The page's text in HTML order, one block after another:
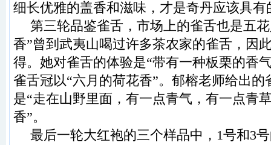
细长优雅的盖香和滋味，才是奇丹应该具有
第三轮品鉴雀舌，市场上的雀舌也是五
香”曾到武夷山喝过许多茶农家的雀舌，因
得。她对雀舌的体验是“带有一种板栗的香
雀舌冠以“六月的荷花香”。郁榕老师给出的
是“走在山野里面，有一点青气，有一点青
香”。
最后一轮大红袍的三个样品中，1号和3